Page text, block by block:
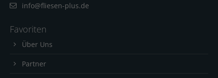
info@fliesen-plus.de
Favoriten
Über Uns
Partner